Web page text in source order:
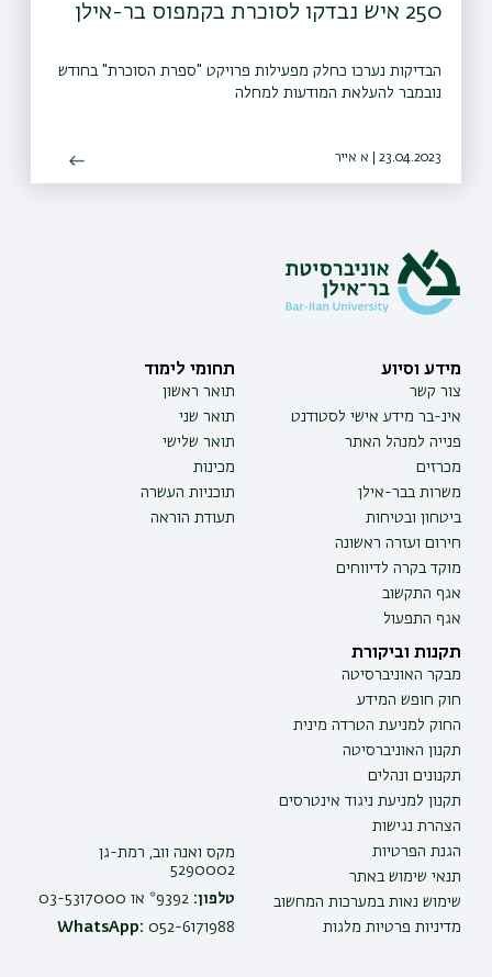
250 איש נבדקו לסוכרת בקמפוס בר-אילן
הבדיקות נערכו כחלק מפעילות פרויקט "ספרת הסוכרת" בחודש
נובמבר להעלאת המודעות למחלה
23.04.2023 | א אייר
מידע וסיוע
צור קשר
אינ-בר מידע אישי לסטודנט
פנייה למנהל האתר
מכרזים
משרות בבר-אילן
ביטחון ובטיחות
חירום ועזרה ראשונה
מוקד בקרה לדיווחים
אגף התקשוב
אגף התפעול
תחומי לימוד
תואר ראשון
תואר שני
תואר שלישי
מכינות
תוכניות העשרה
תעודת הוראה
תקנות וביקורת
מבקר האוניברסיטה
חוק חופש המידע
החוק למניעת הטרדה מינית
תקנון האוניברסיטה
תקנונים ונהלים
תקנון למניעת ניגוד אינטרסים
הצהרת נגישות
הגנת הפרטיות
תנאי שימוש באתר
שימוש נאות במערכות המחשוב
מדיניות פרטיות מלגות
מקס ואנה ווב, רמת-גן
5290002
טלפון: 9392* או 03-5317000
WhatsApp: 052-6171988